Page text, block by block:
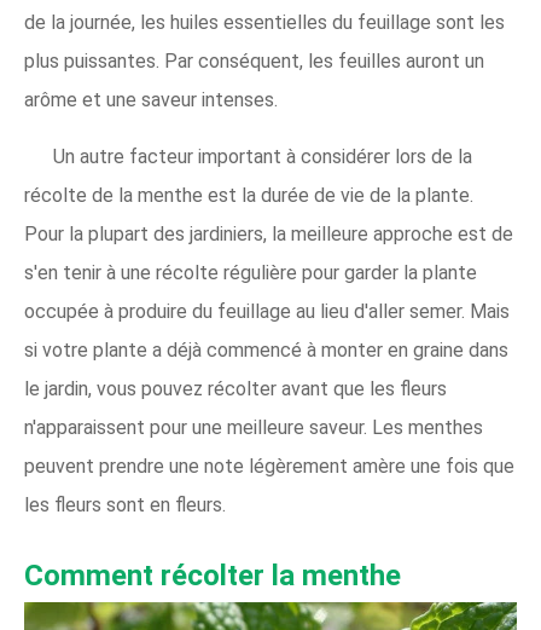
de la journée, les huiles essentielles du feuillage sont les
plus puissantes. Par conséquent, les feuilles auront un
arôme et une saveur intenses.
Un autre facteur important à considérer lors de la
récolte de la menthe est la durée de vie de la plante.
Pour la plupart des jardiniers, la meilleure approche est de
s'en tenir à une récolte régulière pour garder la plante
occupée à produire du feuillage au lieu d'aller semer. Mais
si votre plante a déjà commencé à monter en graine dans
le jardin, vous pouvez récolter avant que les fleurs
n'apparaissent pour une meilleure saveur. Les menthes
peuvent prendre une note légèrement amère une fois que
les fleurs sont en fleurs.
Comment récolter la menthe